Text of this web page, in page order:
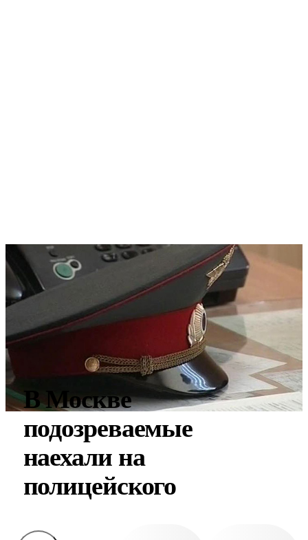
В Москве
подозреваемые
наехали на
полицейского